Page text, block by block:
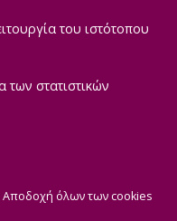
του ιστότοπου
στατιστικών
Αποδοχή όλων των cookies